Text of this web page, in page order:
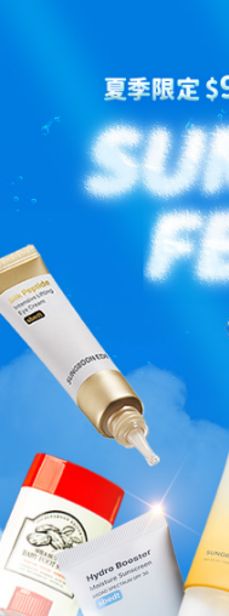
【⭐️大優惠 $99⭐️】綠
毛孔深導微針精華
HK$99.00
HK$467.00